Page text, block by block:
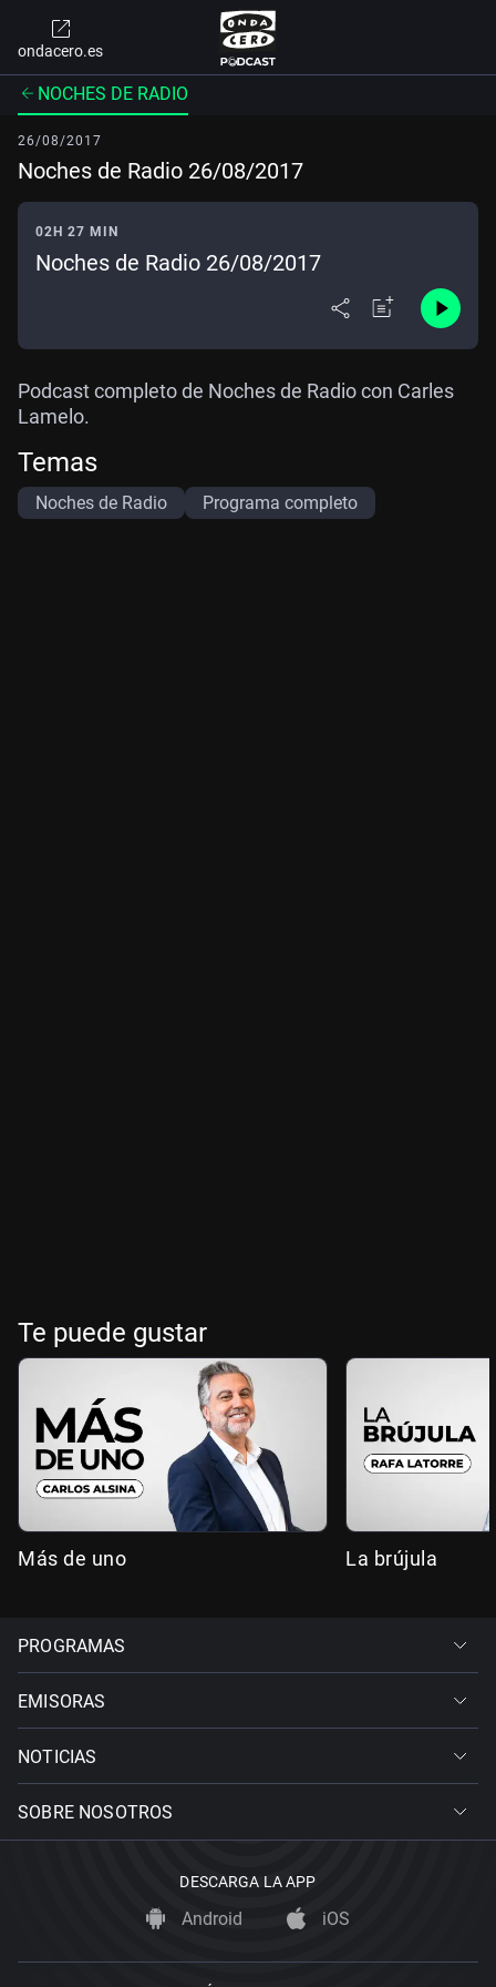
ondacero.es
NOCHES DE RADIO
26/08/2017
Noches de Radio 26/08/2017
02H 27 MIN
Noches de Radio 26/08/2017
Podcast completo de Noches de Radio con Carles
Lamelo.
Temas
Noches de Radio Programa completo
Te puede gustar
Más de uno La brújula
PROGRAMAS
EMISORAS
NOTICIAS
SOBRE NOSOTROS
DESCARGA LA APP
Android iOS